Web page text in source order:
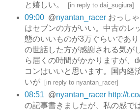
と嬉しい。
[in reply to dai_sugiura]
09:00 @nyantan_racerおっしゃ
はセブンの方がいい。中古のレ
態のいいものが3万ぐらいであ
の世話した方が感謝される気が
ら届くの時間がかかりますが、
コンはいいと思います。国内経
いが[in reply to nyantan_racer]
08:51 @nyantan_racer http://
の記事書きましたが、私の感で